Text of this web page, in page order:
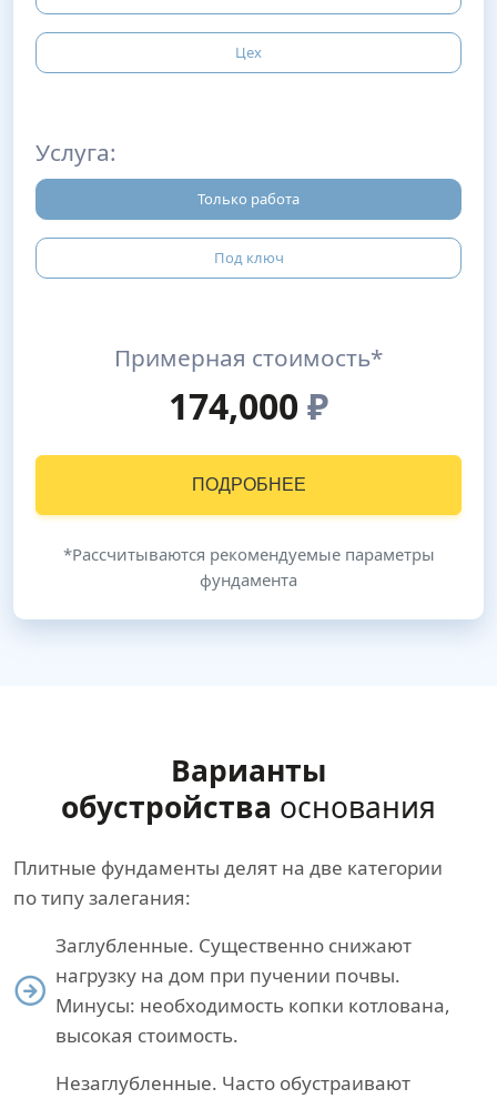
Цех
Услуга:
Только работа
Под ключ
Примерная стоимость*
174,000₽
ПОДРОБНЕЕ
*Рассчитываются рекомендуемые параметры
фундамента
Варианты
обустройства основания
Плитные фундаменты делят на две категории
по типу залегания:
Заглубленные. Существенно снижают
нагрузку на дом при пучении почвы.
Минусы: необходимость копки котлована,
высокая стоимость.
Незаглубленные. Часто обустраивают